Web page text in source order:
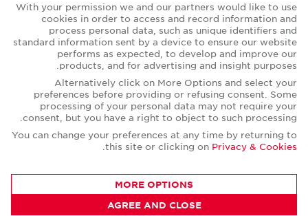
Careers
Contact Us
Office Locations
Corporate Social Responsibility
With your permission we and our partners would like to use
cookies in order to access and record information and
process personal data, such as unique identifiers and
standard information sent by a device to ensure our website
performs as expected, to develop and improve our
products, and for advertising and insight purposes.
Alternatively click on More Options and select your
preferences before providing or refusing consent. Some
processing of your personal data may not require your
consent, but you have a right to object to such processing.
You can change your preferences at any time by returning to
this site or clicking on Privacy & Cookies
MORE OPTIONS
AGREE AND CLOSE